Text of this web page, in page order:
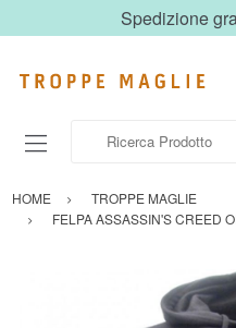
Spedizione
HOME
TROPPE MAGLIE
FELPA ASSASSIN'S CREED